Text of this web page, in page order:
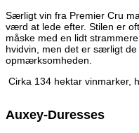
Særligt vin fra Premier Cru
værd at lede efter. Stilen er
måske med en lidt
hvidvin, men det er særligt
opmærksomheden.
Cirka 134 hektar vinmarker,
Auxey-Duresses